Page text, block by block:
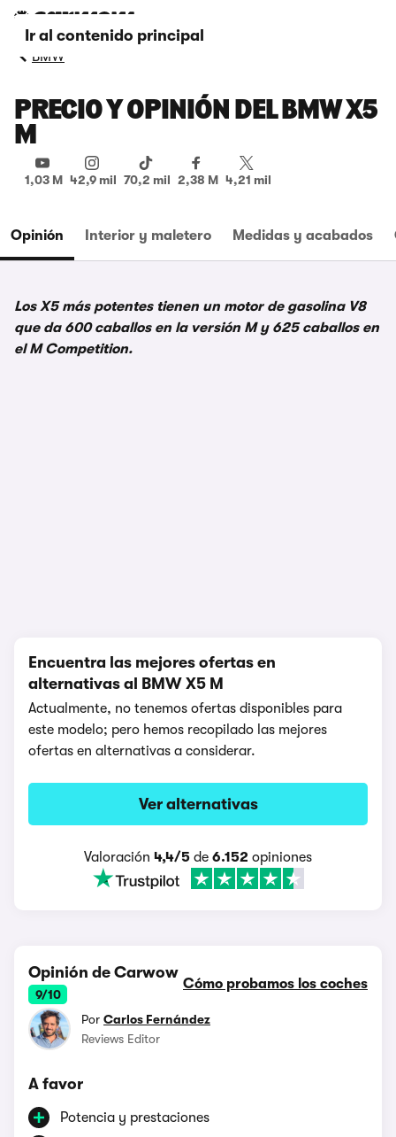
Ir al contenido principal
BMW
PRECIO Y OPINIÓN DEL BMW X5
M
1,03 M 42,9 mil 70,2 mil 2,38 M 4,21 mil
Opinión Interior y maletero Medidas y acabados
Los X5 más potentes tienen un motor de gasolina V8
que da 600 caballos en la versión M y 625 caballos en
el M Competition.
Encuentra las mejores ofertas en
alternativas al BMW X5 M
Actualmente, no tenemos ofertas disponibles para
este modelo; pero hemos recopilado las mejores
ofertas en alternativas a considerar.
Ver alternativas
Valoración 4,4/5 de 6.152 opiniones
Opinión de Carwow
9/10
Cómo probamos los coches
Por Carlos Fernández
Reviews Editor
A favor
Potencia y prestaciones